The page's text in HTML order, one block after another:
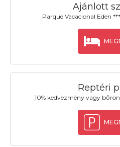
Ajánlott
Parque Vacacional Eden
Reptéri
10% kedvezmény vagy